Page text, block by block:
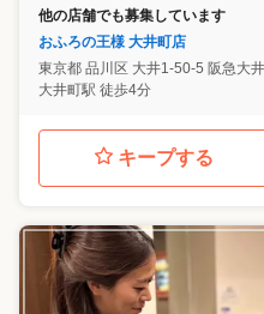
他の店舗でも募集しています
おふろの王様 大井町店
東京都 品川区 大井1-50-5 阪急大
大井町駅 徒歩4分
キープする